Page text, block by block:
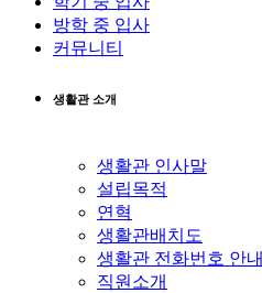
방학 중 입사
커뮤니티
생활관 소개
생활관 인사말
설립목적
연혁
생활관배치도
생활관 전화번호 안내
직원소개